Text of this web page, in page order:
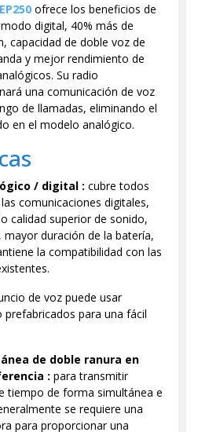
ofrece los beneficios de
digital, 40% más de
capacidad de doble voz de
y mejor rendimiento de
Su radio
una comunicación de voz
de llamadas, eliminando el
en el modelo analógico.
/ digital : cubre todos
comunicaciones digitales,
calidad superior de sonido,
duración de la batería,
la compatibilidad con las
de voz puede usar
prefabricados para una fácil
de doble ranura en
: para transmitir
tiempo de forma simultánea e
se requiere una
para proporcionar una